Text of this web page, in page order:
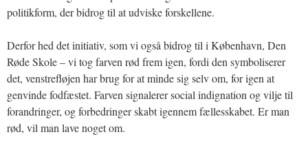
politikform, der bidrog til at udviske forskellene.
Derfor hed det initiativ, som vi også bidrog til i København, Den
Røde Skole – vi tog farven rød frem igen, fordi den symboliserer
det, venstrefløjen har brug for at minde sig selv om, for igen at
genvinde fodfæstet. Farven signalerer social indignation og vilje til
forandringer, og forbedringer skabt igennem fællesskabet. Er man
rød, vil man lave noget om.